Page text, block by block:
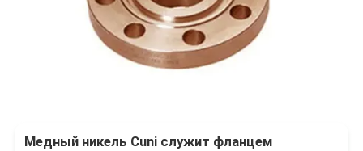
Медный никель Cuni служит фланцем